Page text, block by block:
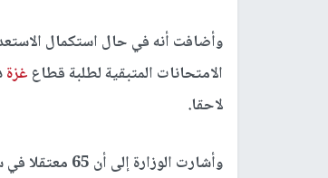
وأضافت أنه في حال استكمال
الامتحانات المتبقية لطلبة قطاع غزة
لاحقا.
وأشارت الوزارة إلى أن 65 معتقلا في سجون الاحتلال يتقدمون لامتحان الثانوية العامة هذا العام.